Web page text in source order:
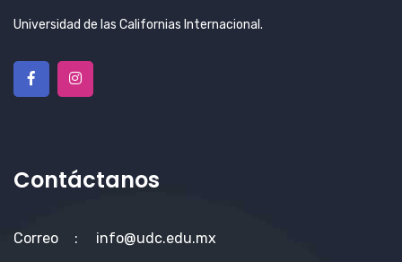
Universidad de las Californias Internacional.
Contáctanos
Correo : info@udc.edu.mx